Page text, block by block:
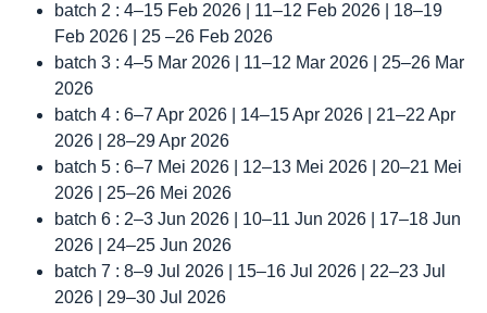
batch 2 : 4–15 Feb 2026 | 11–12 Feb 2026 | 18–19
Feb 2026 | 25 –26 Feb 2026
batch 3 : 4–5 Mar 2026 | 11–12 Mar 2026 | 25–26 Mar
2026
batch 4 : 6–7 Apr 2026 | 14–15 Apr 2026 | 21–22 Apr
2026 | 28–29 Apr 2026
batch 5 : 6–7 Mei 2026 | 12–13 Mei 2026 | 20–21 Mei
2026 | 25–26 Mei 2026
batch 6 : 2–3 Jun 2026 | 10–11 Jun 2026 | 17–18 Jun
2026 | 24–25 Jun 2026
batch 7 : 8–9 Jul 2026 | 15–16 Jul 2026 | 22–23 Jul
2026 | 29–30 Jul 2026